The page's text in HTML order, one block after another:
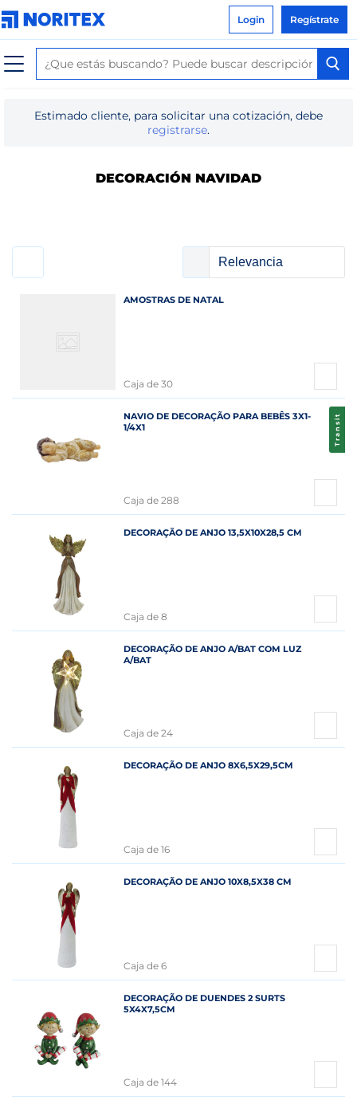
Login Regístrate
Estimado cliente, para solicitar una cotización, debe
registrarse.
DECORACIÓN NAVIDAD
AMOSTRAS DE NATAL
Caja de 30
Transit
NAVIO DE DECORAÇÃO PARA BEBÊS 3X1-
1/4X1
Caja de 288
DECORAÇÃO DE ANJO 13,5X10X28,5 CM
Caja de 8
DECORAÇÃO DE ANJO A/BAT COM LUZ
A/BAT
Caja de 24
DECORAÇÃO DE ANJO 8X6,5X29,5CM
Caja de 16
DECORAÇÃO DE ANJO 10X8,5X38 CM
Caja de 6
DECORAÇÃO DE DUENDES 2 SURTS
5X4X7,5CM
Caja de 144